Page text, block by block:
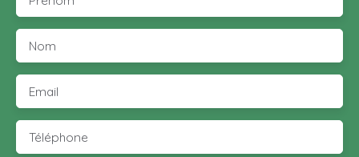
Nom
Email
Téléphone